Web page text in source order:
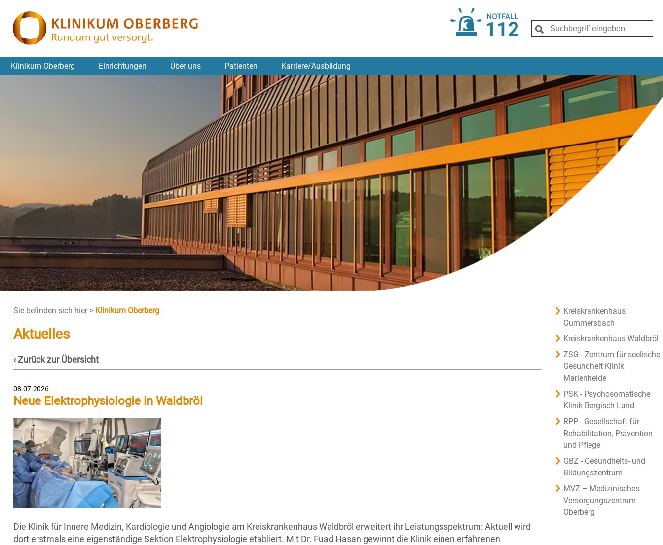
Klinikum Oberberg Einrichtungen Über uns Patienten Karriere/Ausbildung
Sie befinden sich hier > Klinikum Oberberg
Aktuelles
‹ Zurück zur Übersicht
08.07.2026
Neue Elektrophysiologie in Waldbröl
Die Klinik für Innere Medizin, Kardiologie und Angiologie am Kreiskrankenhaus Waldbröl erweitert ihr Leistungsspektrum: Aktuell wird
dort erstmals eine eigenständige Sektion Elektrophysiologie etabliert. Mit Dr. Fuad Hasan gewinnt die Klinik einen erfahrenen
Kreiskrankenhaus
Gummersbach
Kreiskrankenhaus Waldbröl
ZSG - Zentrum für seelische
Gesundheit Klinik
Marienheide
PSK - Psychosomatische
Klinik Bergisch Land
RPP - Gesellschaft für
Rehabilitation, Prävention
und Pflege
GBZ - Gesundheits- und
Bildungszentrum
MVZ – Medizinisches
Versorgungszentrum
Oberberg